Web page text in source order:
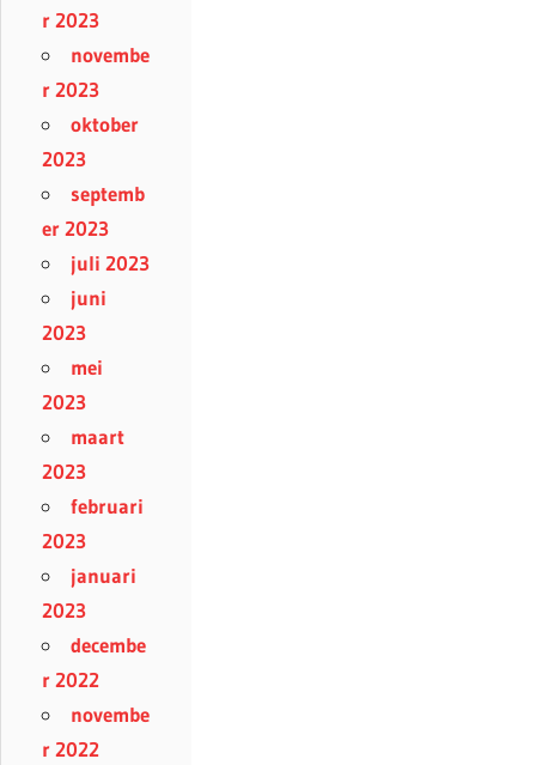
r 2023
novembe
r 2023
oktober
2023
septemb
er 2023
juli 2023
juni
2023
mei
2023
maart
2023
februari
2023
januari
2023
decembe
r 2022
novembe
r 2022